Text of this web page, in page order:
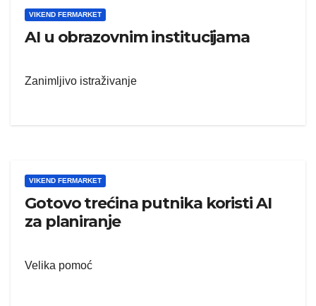
VIKEND FERMARKET
AI u obrazovnim institucijama
Zanimljivo istraživanje
VIKEND FERMARKET
Gotovo trećina putnika koristi AI
za planiranje
Velika pomoć